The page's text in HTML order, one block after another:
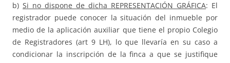
b) Si no dispone de dicha REPRESENTACIÓN GRÁFICA: El
registrador puede conocer la situación del inmueble por
medio de la aplicación auxiliar que tiene el propio Colegio
de Registradores (art 9 LH), lo que llevaría en su caso a
condicionar la inscripción de la finca a que se justifique